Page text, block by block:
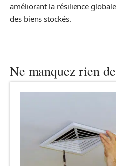
améliorant la résilience
des biens stockés.
Ne manquez rien